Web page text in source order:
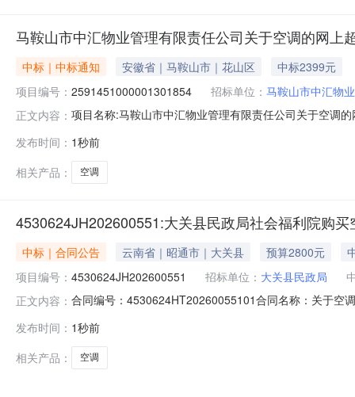
马鞍山市中汇物业管理有限责任公司关于空调的网上
中标｜中标通知 安徽省｜马鞍山市｜花山区
中标2399元
项目编号： 2591451000001301854 招标单位： 马鞍山市中汇物
正文内容： 项目名称:马鞍山市中汇物业管理有限责任公司关于空调
山市中汇物业管理有限责任公司采购单位地址:/三、成
发布时间： 1秒前
相关产品：
空调
4530624JH202600551:大关县民政局社会福利院购买
中标｜合同公告 云南省｜昭通市｜大关县 预算2800元
项目编号： 4530624JH202600551 招标单位： 大关县民政局
正文内容： 合同编号：4530624HT20260055101合同名称：关于空
前公示：采购公告（或单一来源审核前公示）：专家抽
发布时间： 1秒前
相关产品：
空调